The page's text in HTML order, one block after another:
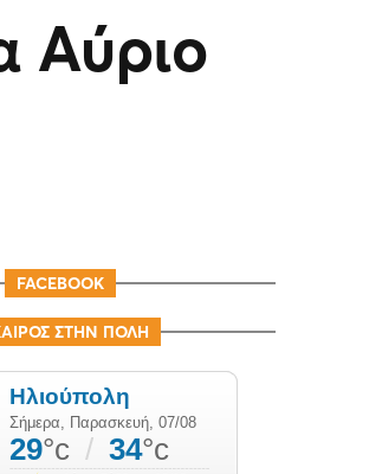
Αύριο
FACEBOOK
ΣΤΗΝ ΠΟΛΗ